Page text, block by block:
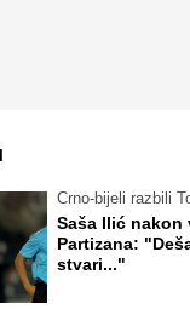
Crno-bijeli razbili
Saša Ilić nakon
Partizana:
stvari..."